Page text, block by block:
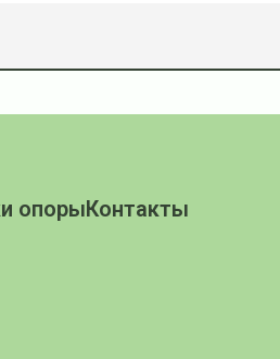
опорыКонтакты